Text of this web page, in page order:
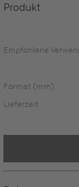
Produkt
Empfohlene
Format (mm)
Lieferzeit